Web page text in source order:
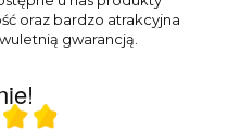
oraz bardzo atrakcyjna
gwarancją.
na 5